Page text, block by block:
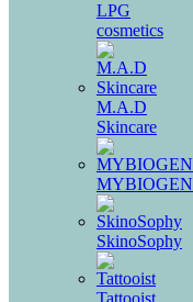
LPG
cosmetics
M.A.D
Skincare
MYBIOGEN
SkinoSophy
Tattooist